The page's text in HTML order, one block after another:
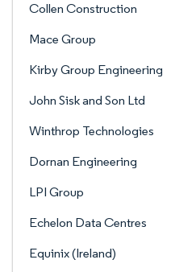
Collen Construction
Mace Group
Kirby Group Engineering
John Sisk and Son Ltd
Winthrop Technologies
Dornan Engineering
LPI Group
Echelon Data Centres
Equinix (Ireland)